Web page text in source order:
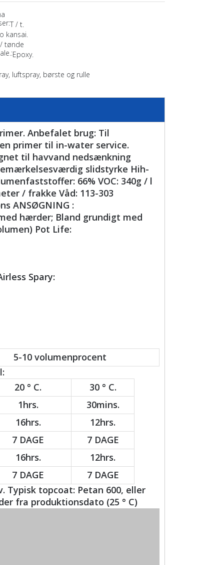
T / t.
kansai.
tønde
Epoxy.
luftspray, børste og rulle
Anbefalet brug: Til
primer til in-water service.
til havvand nedsænkning
slidstyrke Hih-
66% VOC: 340g / l
/ frakke Våd: 113-303
ANSØGNING :
hærder; Bland grundigt med
Pot Life:
Spary:
5-10 volumenprocent
20 ° C.
30 ° C.
1hrs.
30mins.
16hrs.
12hrs.
7 DAGE
7 DAGE
16hrs.
12hrs.
7 DAGE
7 DAGE
Typisk topcoat: Petan 600, eller
fra produktionsdato (25 ° C)